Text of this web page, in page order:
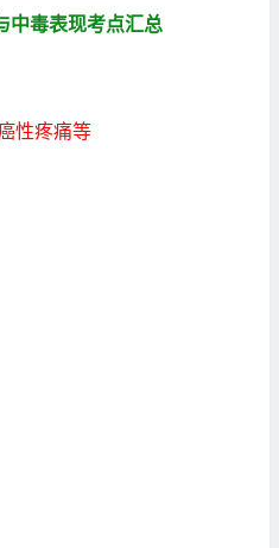
中毒表现考点汇总
性疼痛等